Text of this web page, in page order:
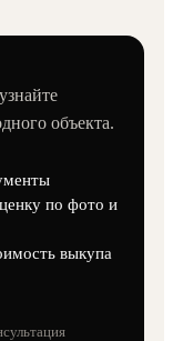
объекта.
по фото и
выкупа